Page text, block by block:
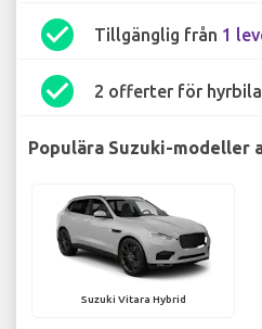
check_circle Tillgänglig från 1
check_circle 2 offerter för
Populära Suzuki-modeller
Suzuki Vitara Hybrid